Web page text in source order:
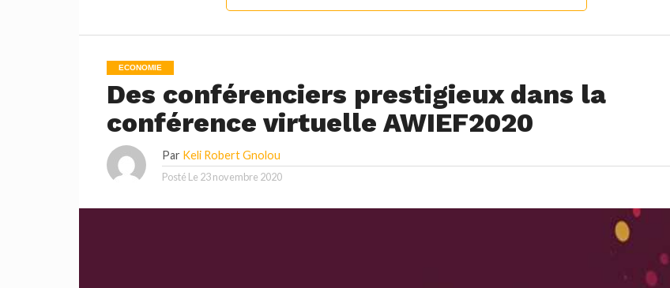
ECONOMIE
Des conférenciers prestigieux dans la
conférence virtuelle AWIEF2020
Par Keli Robert Gnolou
Posté Le 23 novembre 2020